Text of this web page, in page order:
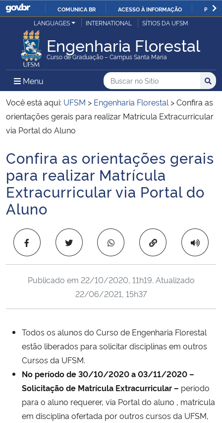
IR
O
COMUNICA BR ACESSO À INFORMAÇÃO
Ministério da Justiça e Segurança Pública
Ministério da Defesa
Ministério das Relações Exteriores
Ministério da Economia
Ministério da Infraestrutura
Ministério da Agricultura, Pecuária e Abastecimento
Ministério da Educação
Ministério da Cidadania
Ministério da Saúde
Ministério de Minas e Energia
Ministério da Ciência, Tecnologia, Inovações e Comunicações
Ministério do Meio Ambiente
Ministério do Turismo
Ministério do Desenvolvimento Regional
Controladoria-Geral da União
LANGUAGES INTERNATIONAL SÍTIOS DA UFSM
Engenharia Florestal
Curso de Graduação – Campus Santa Maria
Menu Menu Principal do Sítio
Busca
Buscar no no Sítio
Busca:
Você está aqui: UFSM > Engenharia Florestal >Confira as
orientações gerais para realizar Matrícula Extracurricular
via Portal do Aluno
Início do conteúdo
Confira as orientações gerais
para realizar Matrícula
Extracurricular via Portal do
Aluno
Copiar para área
Publicado em 22/10/2020, 11h19. Atualizado
22/06/2021, 15h37
Todos os alunos do Curso de Engenharia Florestal
estão liberados para solicitar disciplinas em outros
Cursos da UFSM.
No período de 30/10/2020 a 03/11/2020 –
Solicitação de Matrícula Extracurricular – período
para o aluno requerer, via Portal do aluno , matrícula
em disciplina ofertada por outros cursos da UFSM,